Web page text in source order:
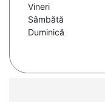
Vineri
Sâmbătă
Duminică